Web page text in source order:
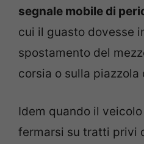
segnale mobile di
cui il guasto dovesse
spostamento del
corsia o sulla piazzola
Idem quando il
fermarsi su tratti privi